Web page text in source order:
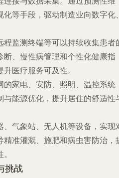
化等手段，驱动制造业向数字化
程监测终端等可以持续收集患者
、慢性病管理和个性化健康指
医疗服务可及性。
的家电、安防、照明、温控系统
与能源优化，提升居住的舒适性
、气象站、无人机等设备，实现
精准灌溉、施肥和病虫害防治，
挑战